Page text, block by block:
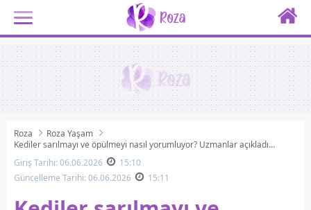
Roza
Roza Yaşam
Kediler sarılmayı ve öpülmeyi nasıl yorumluyor? Uzmanlar açıkladı…
Giriş Tarihi: 06.06.2026
15:10
Güncelleme Tarihi: 06.06.2026
15:11